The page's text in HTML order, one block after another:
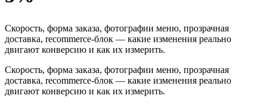
Скорость, форма заказа, фотографии меню, прозрачная
доставка, recommerce-блок — какие изменения реально
двигают конверсию и как их измерить.
Скорость, форма заказа, фотографии меню, прозрачная
доставка, recommerce-блок — какие изменения реально
двигают конверсию и как их измерить.